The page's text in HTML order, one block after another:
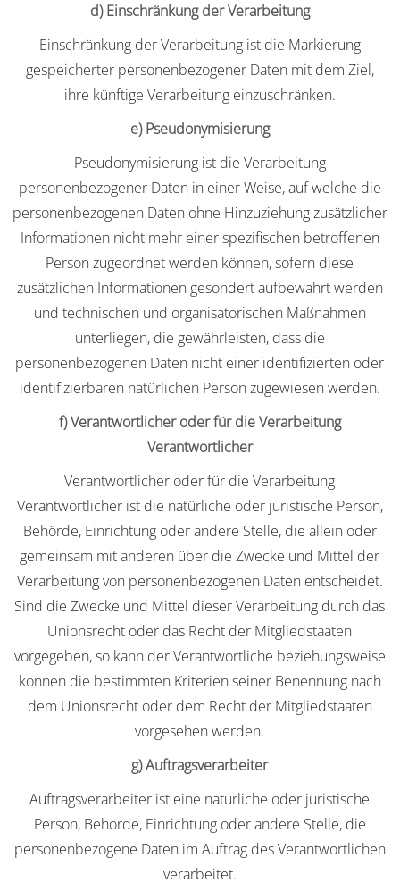
d) Einschränkung der Verarbeitung
Einschränkung der Verarbeitung ist die Markierung
gespeicherter personenbezogener Daten mit dem Ziel,
ihre künftige Verarbeitung einzuschränken.
e) Pseudonymisierung
Pseudonymisierung ist die Verarbeitung
personenbezogener Daten in einer Weise, auf welche die
personenbezogenen Daten ohne Hinzuziehung zusätzlicher
Informationen nicht mehr einer spezifischen betroffenen
Person zugeordnet werden können, sofern diese
zusätzlichen Informationen gesondert aufbewahrt werden
und technischen und organisatorischen Maßnahmen
unterliegen, die gewährleisten, dass die
personenbezogenen Daten nicht einer identifizierten oder
identifizierbaren natürlichen Person zugewiesen werden.
f) Verantwortlicher oder für die Verarbeitung
Verantwortlicher
Verantwortlicher oder für die Verarbeitung
Verantwortlicher ist die natürliche oder juristische Person,
Behörde, Einrichtung oder andere Stelle, die allein oder
gemeinsam mit anderen über die Zwecke und Mittel der
Verarbeitung von personenbezogenen Daten entscheidet.
Sind die Zwecke und Mittel dieser Verarbeitung durch das
Unionsrecht oder das Recht der Mitgliedstaaten
vorgegeben, so kann der Verantwortliche beziehungsweise
können die bestimmten Kriterien seiner Benennung nach
dem Unionsrecht oder dem Recht der Mitgliedstaaten
vorgesehen werden.
g) Auftragsverarbeiter
Auftragsverarbeiter ist eine natürliche oder juristische
Person, Behörde, Einrichtung oder andere Stelle, die
personenbezogene Daten im Auftrag des Verantwortlichen
verarbeitet.